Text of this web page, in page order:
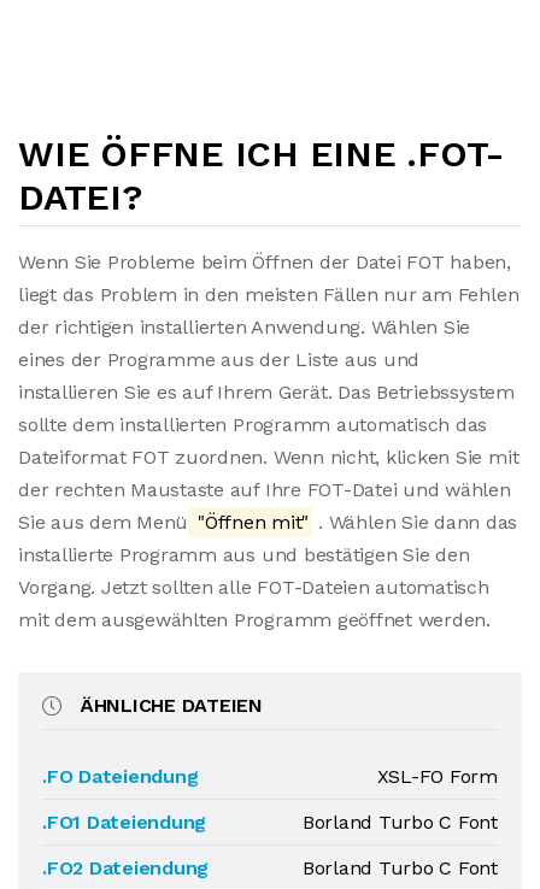
WIE ÖFFNE ICH EINE .FOT-
DATEI?
Wenn Sie Probleme beim Öffnen der Datei FOT haben,
liegt das Problem in den meisten Fällen nur am Fehlen
der richtigen installierten Anwendung. Wählen Sie
eines der Programme aus der Liste aus und
installieren Sie es auf Ihrem Gerät. Das Betriebssystem
sollte dem installierten Programm automatisch das
Dateiformat FOT zuordnen. Wenn nicht, klicken Sie mit
der rechten Maustaste auf Ihre FOT-Datei und wählen
Sie aus dem Menü "Öffnen mit" . Wählen Sie dann das
installierte Programm aus und bestätigen Sie den
Vorgang. Jetzt sollten alle FOT-Dateien automatisch
mit dem ausgewählten Programm geöffnet werden.
ÄHNLICHE DATEIEN
.FO Dateiendung
XSL-FO Form
.FO1 Dateiendung
Borland Turbo C Font
.FO2 Dateiendung
Borland Turbo C Font